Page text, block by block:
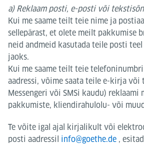
a) Reklaam posti, e-posti või
Kui me saame teilt teie nime ja
sellepärast, et olete meilt pakkumise
neid andmeid kasutada teile posti
jaoks.
Kui me saame teilt teie
aadressi, võime saata teile e-kirja
Messengeri või SMSi kaudu) reklaami
pakkumiste, kliendirahulolu- või
Te võite igal ajal kirjalikult või
posti aadressil info@goethe.de ,